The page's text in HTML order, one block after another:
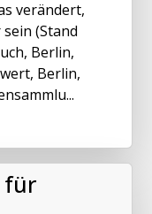
verändert,
(Stand
Berlin,
Berlin,
für